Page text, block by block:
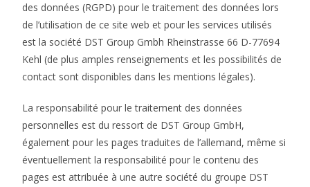
des données (RGPD) pour le traitement des données lors
de l’utilisation de ce site web et pour les services utilisés
est la société DST Group Gmbh Rheinstrasse 66 D-77694
Kehl (de plus amples renseignements et les possibilités de
contact sont disponibles dans les mentions légales).
La responsabilité pour le traitement des données
personnelles est du ressort de DST Group GmbH,
également pour les pages traduites de l’allemand, même si
éventuellement la responsabilité pour le contenu des
pages est attribuée à une autre société du groupe DST